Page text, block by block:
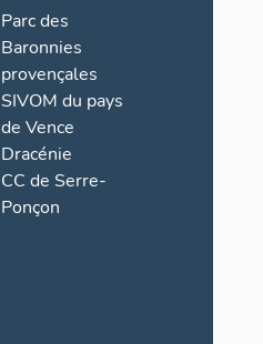
Parc des
Baronnies
provençales
SIVOM du pays
de Vence
Dracénie
CC de Serre-
Ponçon